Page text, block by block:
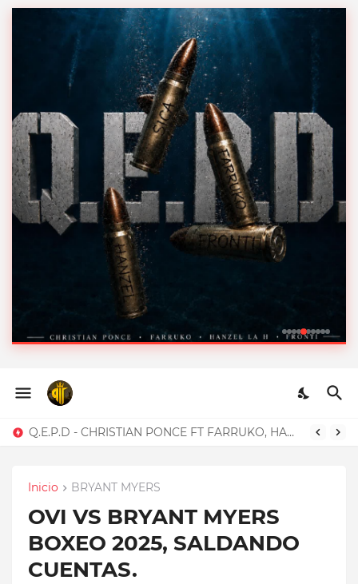
PONCE FT FARRUKO,
HANZEL LA H, FRONTI
Q.E.P.D - CHRISTIAN PONCE FT FARRUKO, HANZEL LA H, FRONTI
Inicio BRYANT MYERS
OVI VS BRYANT MYERS
BOXEO 2025, SALDANDO
CUENTAS.